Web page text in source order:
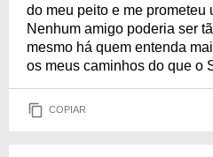
do meu peito e me prometeu
Nenhum amigo poderia ser
mesmo há quem entenda
os meus caminhos do que o
COPIAR